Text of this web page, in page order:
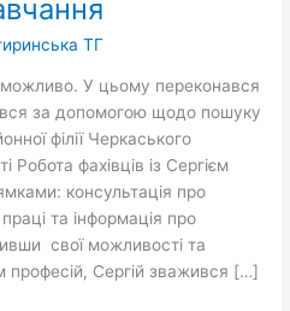
ТГ
можливо. У цьому переконався
за допомогою щодо пошуку
філії Черкаського
Робота фахівців із Сергієм
консультація про
та інформація про
свої можливості та
професій, Сергій зважився […]